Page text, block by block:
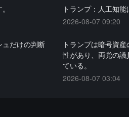
トランプ：人工知
2026-08-07 09:20
ュだけの判断
トランプは暗号資
性があり、両党の
ている。
2026-08-07 03:04